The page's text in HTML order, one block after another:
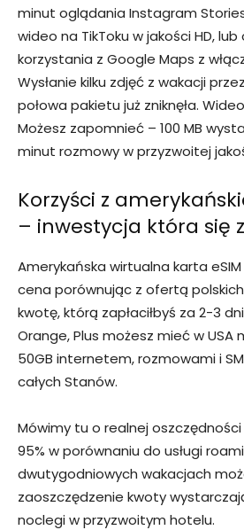
minut oglądania Instagram
wideo na TikToku w jakości HD, lub
korzystania z Google Maps z
Wysłanie kilku zdjęć z wakacji
połowa pakietu już zniknęła.
Możesz zapomnieć – 100 MB
minut rozmowy w przyzwoitej
Korzyści z
– inwestycja która się
Amerykańska wirtualna karta
cena porównując z ofertą
kwotę, którą zapłaciłbyś za 2-3
Orange, Plus możesz mieć w USA
50GB internetem, rozmowami i
całych Stanów.
Mówimy tu o realnej
95% w porównaniu do usługi
dwutygodniowych wakacjach
zaoszczędzenie kwoty
noclegi w przyzwoitym hotelu.